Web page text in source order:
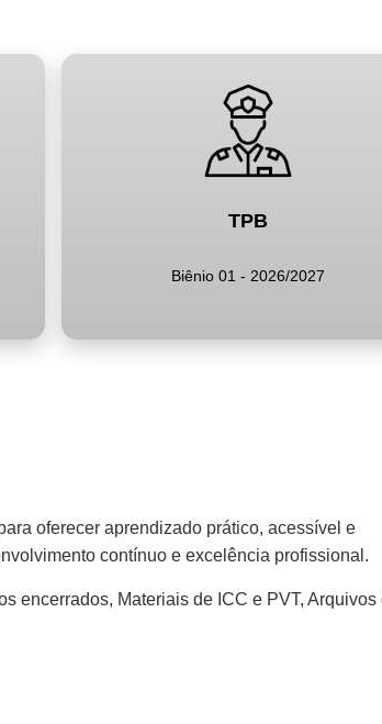
TPB
Biênio 01 - 2026/2027
oferecer aprendizado prático, acessível e
contínuo e excelência profissional.
encerrados, Materiais de ICC e PVT, Arquivos